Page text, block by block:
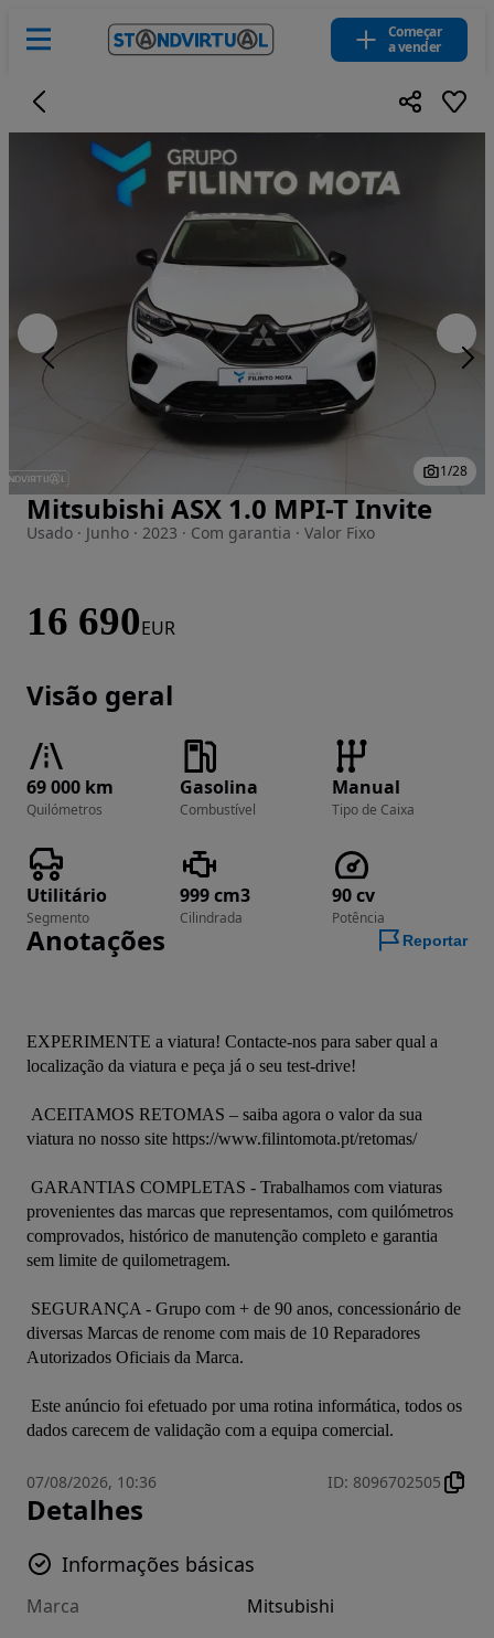
Começar
a vender
Imagem 1 de 28
1/28
Mitsubishi ASX 1.0 MPI-T Invite
Usado · Junho · 2023 · Com garantia · Valor Fixo
16 690EUR
Visão geral
69 000 km
Quilómetros
Gasolina
Combustível
Manual
Tipo de Caixa
Utilitário
Segmento
999 cm3
Cilindrada
90 cv
Potência
Anotações Reportar
EXPERIMENTE a viatura! Contacte-nos para saber qual a
localização da viatura e peça já o seu test-drive!
viatura no nosso site https://www.filintomota.pt/retomas/
provenientes das marcas que representamos, com quilómetros
comprovados, histórico de manutenção completo e garantia
sem limite de quilometragem.
diversas Marcas de renome com mais de 10 Reparadores
Autorizados Oficiais da Marca.
dados carecem de validação com a equipa comercial.
07/08/2026, 10:36 ID: 8096702505
Detalhes
Informações básicas
Marca Mitsubishi